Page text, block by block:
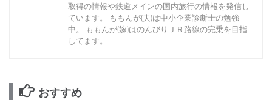
取得の情報や鉄道メインの国内旅行の情報を発信し
ています。 ももんが(夫)は中小企業診断士の勉強
中。 ももんが(嫁)はのんびりＪＲ路線の完乗を目指
してます。
おすすめ